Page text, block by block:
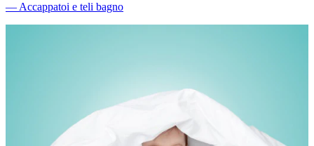
―Accappatoi e teli bagno